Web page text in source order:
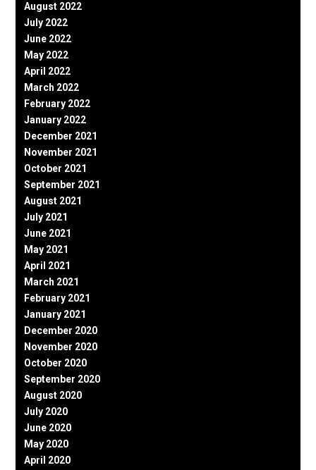
August 2022
July 2022
June 2022
May 2022
April 2022
March 2022
February 2022
January 2022
December 2021
November 2021
October 2021
September 2021
August 2021
July 2021
June 2021
May 2021
April 2021
March 2021
February 2021
January 2021
December 2020
November 2020
October 2020
September 2020
August 2020
July 2020
June 2020
May 2020
April 2020